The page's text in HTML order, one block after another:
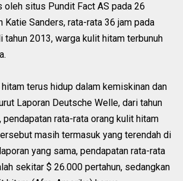
oleh situs Pundit Fact AS pada 26
Sanders, rata-rata 36 jam pada
tahun 2013, warga kulit hitam terbunuh
terus hidup dalam kemiskinan dan
Laporan Deutsche Welle, dari tahun
rata-rata orang kulit hitam
masih termasuk yang terendah di
yang sama, pendapatan rata-rata
sekitar $ 26.000 pertahun, sedangkan